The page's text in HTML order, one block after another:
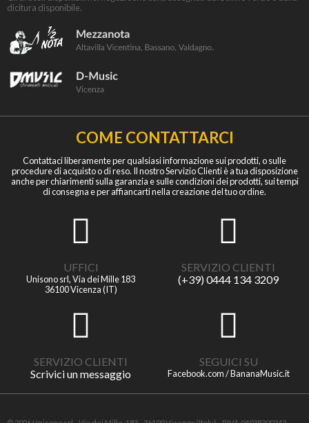
dicitura disponibile.
COME CONTATTARCI
Contattaci liberamente per qualsiasi informazione sui prodotti, o sulle
procedure di acquisto o di reso. Il nostro Servizio Clienti è a tua disposizione
anche per chiarimenti sulla garanzia e sulle condizioni dei prodotti, sui tempi
di consegna e per affiancarti nella creazione del tuo ordine.
UFFICI
Unisono srl, Via dei Mille 183
36100 Vicenza (IT)
SERVIZIO CLIENTI
(+39) 0444 134 3209
SERVIZIO CLIENTI
Scrivici un messaggio
SEGUICI SU
Facebook.com / BananaMusic.it